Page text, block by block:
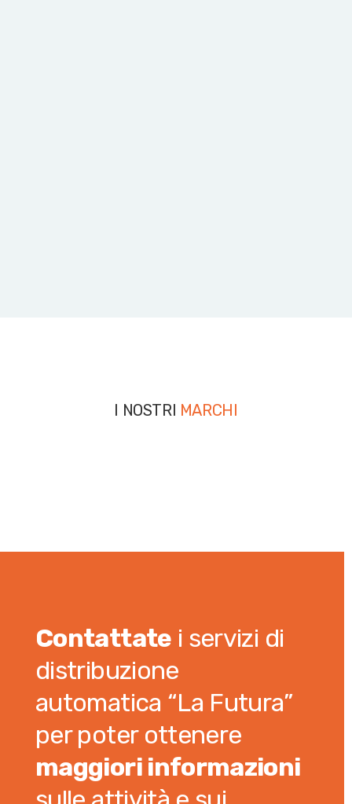
I NOSTRI MARCHI
Contattate i servizi di
distribuzione
automatica “La Futura”
per poter ottenere
maggiori informazioni